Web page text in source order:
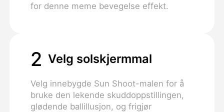
for denne meme bevegelse effekt.
2 Velg solskjermmal
Velg innebygde Sun Shoot-malen for å
bruke den lekende skuddoppstillingen,
glødende ballillusjon, og frigjør